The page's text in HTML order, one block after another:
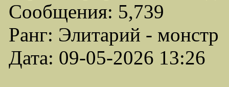
Сообщения: 5,739
Ранг: Элитарий - монстр
Дата: 09-05-2026 13:26